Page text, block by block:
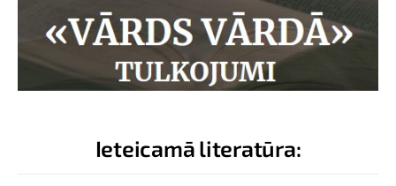
Ieteicamā literatūra: